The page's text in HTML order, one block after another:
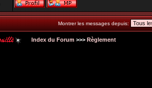
Montrer les messages depuis:
Index du Forum >>> Règlement